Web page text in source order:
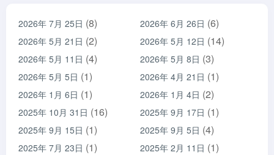
2026年 7月 25日 (8) 2026年 6月 26日 (6)
2026年 5月 21日 (2) 2026年 5月 12日 (14)
2026年 5月 11日 (4) 2026年 5月 8日 (3)
2026年 5月 5日 (1) 2026年 4月 21日 (1)
2026年 1月 6日 (1) 2026年 1月 4日 (2)
2025年 10月 31日 (16) 2025年 9月 17日 (1)
2025年 9月 15日 (1) 2025年 9月 5日 (4)
2025年 7月 23日 (1) 2025年 2月 11日 (1)